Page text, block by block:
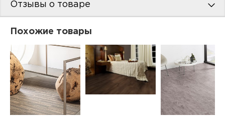
Отзывы о товаре
Похожие товары